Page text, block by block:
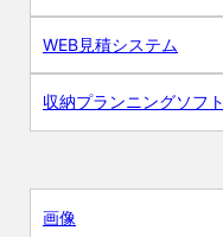
WEB見積システム
収納プランニングソフト
画像